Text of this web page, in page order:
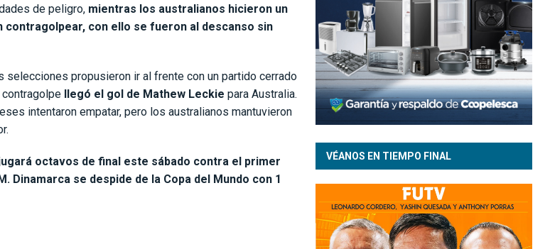
de peligro, mientras los australianos hicieron un
contragolpear, con ello se fueron al descanso sin
selecciones propusieron ir al frente con un partido cerrado
llegó el gol de Mathew Leckie para Australia.
intentaron empatar, pero los australianos mantuvieron
octavos de final este sábado contra el primer
Dinamarca se despide de la Copa del Mundo con 1
VÉANOS EN TIEMPO FINAL